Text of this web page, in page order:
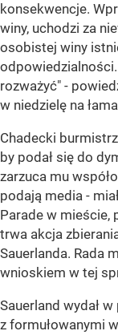
konsekwencje.
winy, uchodzi za
osobistej winy
rozważyć" -
w niedzielę na
Chadecki
by podał się do
zarzuca mu
podają media -
Parade w mieście,
trwa akcja
Sauerlanda. Rada
wnioskiem w tej
Sauerland wydał
z formułowanymi